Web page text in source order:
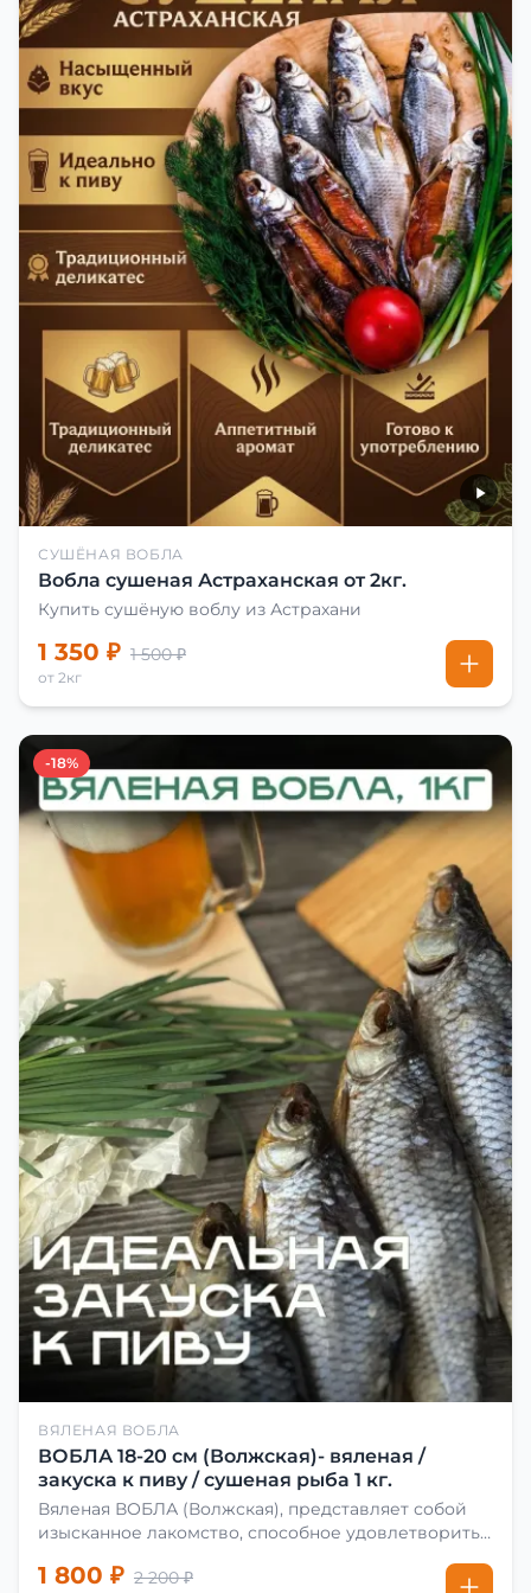
СУШЁНАЯ ВОБЛА
Вобла сушеная Астраханская от 2кг.
Купить сушёную воблу из Астрахани
1 350 ₽ 1 500 ₽
от 2кг
-18%
ВЯЛЕНАЯ ВОБЛА
ВОБЛА 18-20 см (Волжская)- вяленая /
закуска к пиву / сушеная рыба 1 кг.
Вяленая ВОБЛА (Волжская), представляет собой
изысканное лакомство, способное удовлетворить
сделать вяленую воблу, её сначала хорошо солят.
1 800 ₽ 2 200 ₽